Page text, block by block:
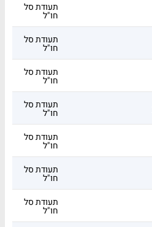
תעודת סל
חו"ל
תעודת סל
חו"ל
תעודת סל
חו"ל
תעודת סל
חו"ל
תעודת סל
חו"ל
תעודת סל
חו"ל
תעודת סל
חו"ל